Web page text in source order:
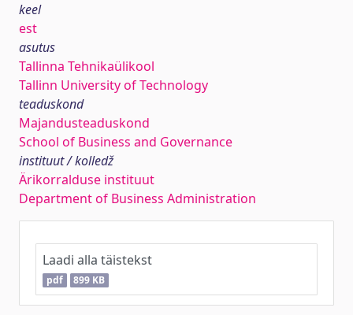
keel
est
asutus
Tallinna Tehnikaülikool
Tallinn University of Technology
teaduskond
Majandusteaduskond
School of Business and Governance
instituut / kolledž
Ärikorralduse instituut
Department of Business Administration
Laadi alla täistekst
pdf 899 KB